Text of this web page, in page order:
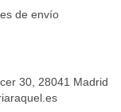
de envío
30, 28041 Madrid